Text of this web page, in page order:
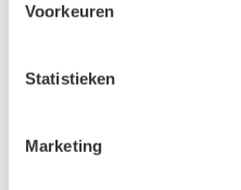
Voorkeuren
Statistieken
Marketing
batterijen